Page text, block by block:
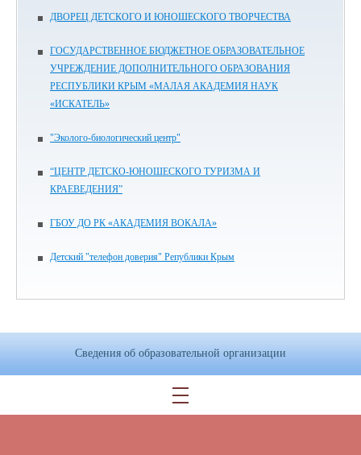
ДВОРЕЦ ДЕТСКОГО И ЮНОШЕСКОГО ТВОРЧЕСТВА
ГОСУДАРСТВЕННОЕ БЮДЖЕТНОЕ ОБРАЗОВАТЕЛЬНОЕ
УЧРЕЖДЕНИЕ ДОПОЛНИТЕЛЬНОГО ОБРАЗОВАНИЯ
РЕСПУБЛИКИ КРЫМ «МАЛАЯ АКАДЕМИЯ НАУК
«ИСКАТЕЛЬ»
"Эколого-биологический центр"
“ЦЕНТР ДЕТСКО-ЮНОШЕСКОГО ТУРИЗМА И
КРАЕВЕДЕНИЯ”
ГБОУ ДО РК «АКАДЕМИЯ ВОКАЛА»
Детский "телефон доверия" Републики Крым
Сведения об образовательной организации